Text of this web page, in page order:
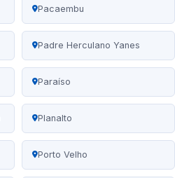
Pacaembu
Padre Herculano Yanes
Paraíso
Planalto
Porto Velho